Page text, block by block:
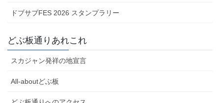
ドブサブFES 2026 スタンプラリー
どぶ板通りあれこれ
スカジャン発祥の地宣言
All-aboutどぶ板